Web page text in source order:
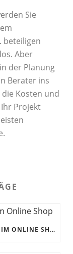
Sie
beteiligen
Aber
der Planung
Berater ins
Kosten und
Projekt
NUTZERZENTRIERUNG UND USABILITY IM ONLINE SHOP